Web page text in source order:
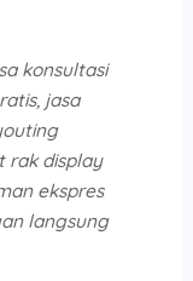
konsultasi
jasa
rak display
ekspres
langsung